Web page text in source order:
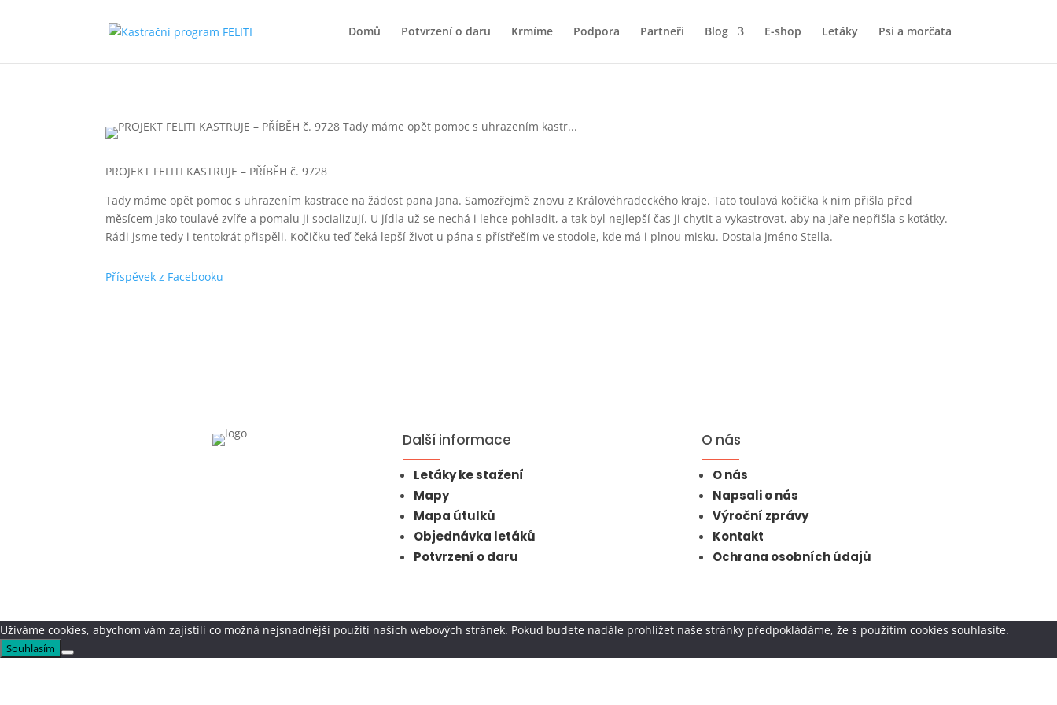
Domů Potvrzení o daru Krmíme Podpora Partneři Blog E-shop Letáky Psi a morčata
PROJEKT FELITI KASTRUJE – PŘÍBĚH č. 9728
Tady máme opět pomoc s uhrazením kastrace na žádost pana Jana. Samozřejmě znovu z Královéhradeckého kraje. Tato toulavá kočička k nim přišla před
měsícem jako toulavé zvíře a pomalu ji socializují. U jídla už se nechá i lehce pohladit, a tak byl nejlepší čas ji chytit a vykastrovat, aby na jaře nepřišla s koťátky.
Rádi jsme tedy i tentokrát přispěli. Kočičku teď čeká lepší život u pána s přístřeším ve stodole, kde má i plnou misku. Dostala jméno Stella.
Příspěvek z Facebooku
Další informace
Letáky ke stažení
Mapy
Mapa útulků
Objednávka letáků
Potvrzení o daru
O nás
O nás
Napsali o nás
Výroční zprávy
Kontakt
Ochrana osobních údajů
Užíváme cookies, abychom vám zajistili co možná nejsnadnější použití našich webových stránek. Pokud budete nadále prohlížet naše stránky předpokládáme, že s použitím cookies souhlasíte.
Souhlasím